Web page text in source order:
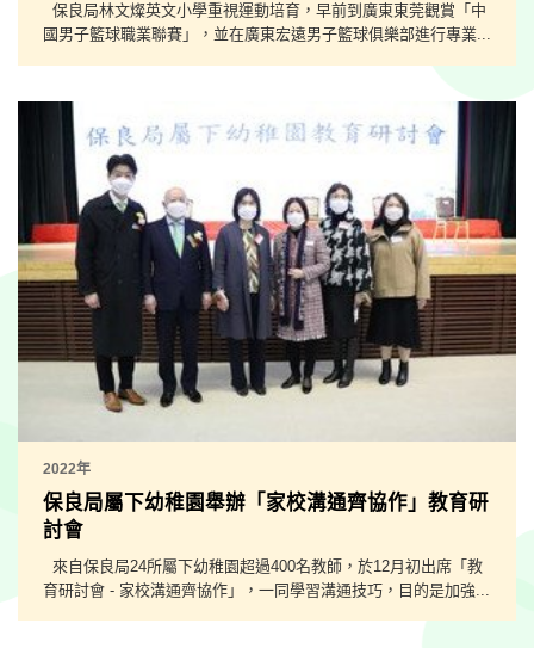
保良局林文燦英文小學重視運動培育，早前到廣東東莞觀賞「中
國男子籃球職業聯賽」，並在廣東宏遠男子籃球俱樂部進行專業...
2022年
保良局屬下幼稚園舉辦「家校溝通齊協作」教育研
討會
來自保良局24所屬下幼稚園超過400名教師，於12月初出席「教
育研討會 - 家校溝通齊協作」，一同學習溝通技巧，目的是加強...